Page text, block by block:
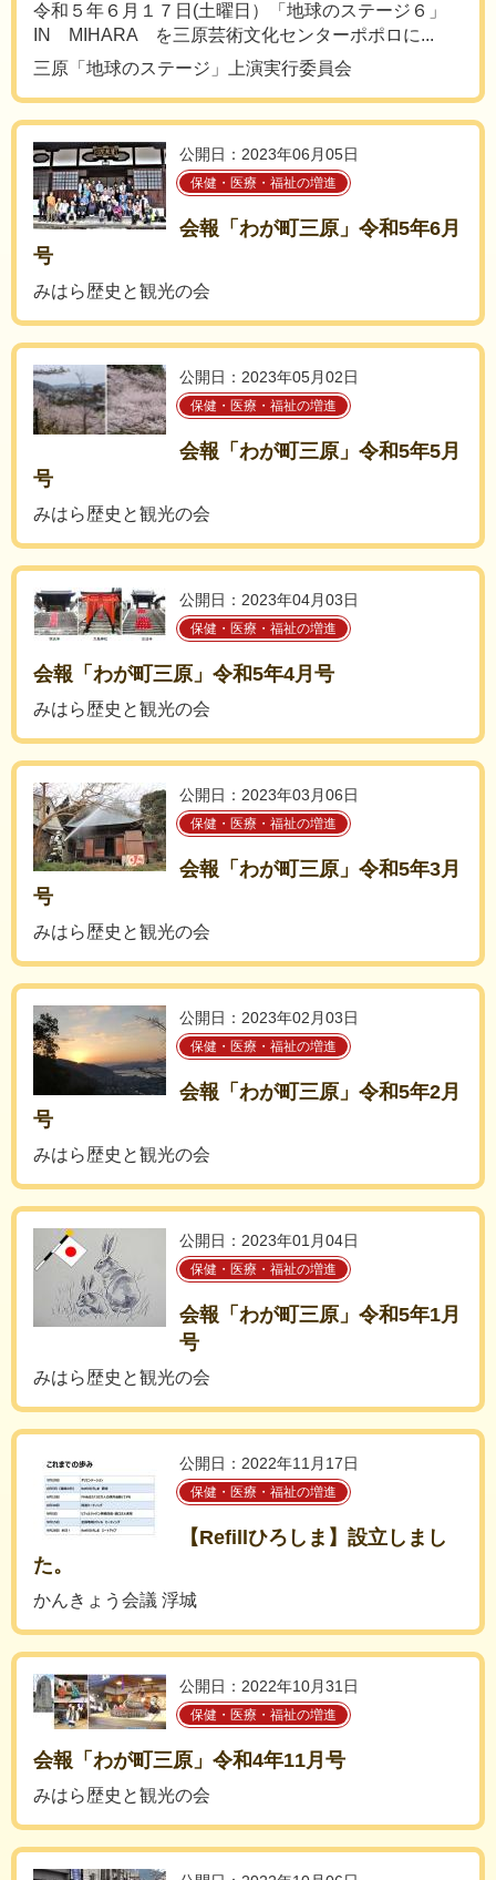
令和５年６月１７日(土曜日）「地球のステージ６」
IN MIHARA を三原芸術文化センターポポロに...
三原「地球のステージ」上演実行委員会
公開日：2023年06月05日
保健・医療・福祉の増進
会報「わが町三原」令和5年6月
号
みはら歴史と観光の会
公開日：2023年05月02日
保健・医療・福祉の増進
会報「わが町三原」令和5年5月
号
みはら歴史と観光の会
公開日：2023年04月03日
保健・医療・福祉の増進
会報「わが町三原」令和5年4月号
みはら歴史と観光の会
公開日：2023年03月06日
保健・医療・福祉の増進
会報「わが町三原」令和5年3月
号
みはら歴史と観光の会
公開日：2023年02月03日
保健・医療・福祉の増進
会報「わが町三原」令和5年2月
号
みはら歴史と観光の会
公開日：2023年01月04日
保健・医療・福祉の増進
会報「わが町三原」令和5年1月
号
みはら歴史と観光の会
公開日：2022年11月17日
保健・医療・福祉の増進
【Refillひろしま】設立しまし
た。
かんきょう会議 浮城
公開日：2022年10月31日
保健・医療・福祉の増進
会報「わが町三原」令和4年11月号
みはら歴史と観光の会